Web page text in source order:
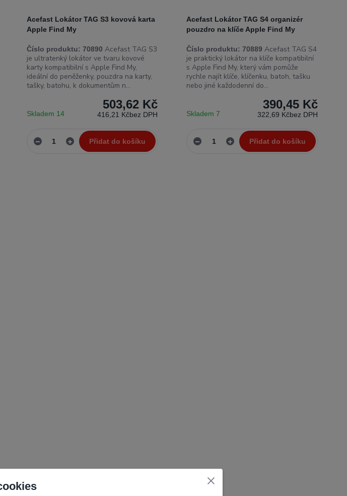
Acefast Lokátor TAG S3 kovová karta
Apple Find My
Číslo produktu: 70890 Acefast TAG S3
je ultratenký lokátor ve tvaru kovové
karty kompatibilní s Apple Find My,
ideální do peněženky, pouzdra na karty,
tašky, batohu, k dokumentům n...
503,62 Kč
416,21 Kčbez DPH
Skladem 14
Přidat do košíku
Acefast Lokátor TAG S4 organizér
pouzdro na klíče Apple Find My
Číslo produktu: 70889 Acefast TAG S4
je praktický lokátor na klíče kompatibilní
s Apple Find My, který vám pomůže
rychle najít klíče, klíčenku, batoh, tašku
nebo jiné každodenní do...
390,45 Kč
322,69 Kčbez DPH
Skladem 7
Přidat do košíku